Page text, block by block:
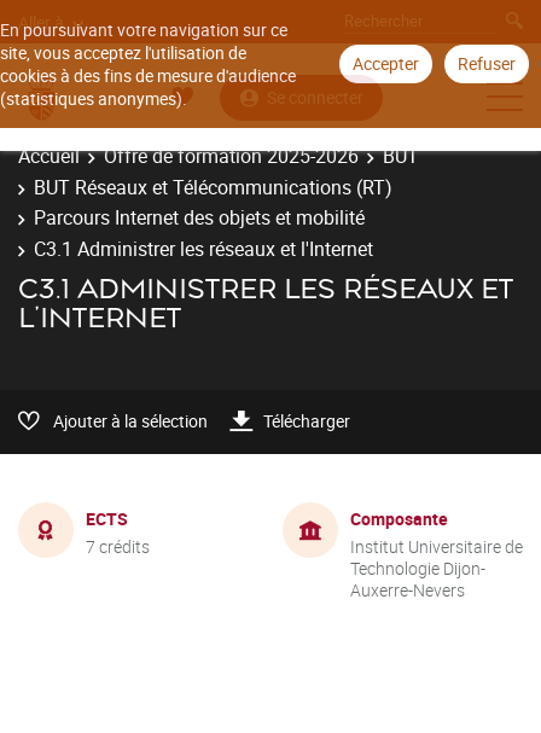
En poursuivant votre navigation sur ce
site, vous acceptez l'utilisation de
cookies à des fins de mesure d'audience
(statistiques anonymes).
Accepter Refuser
Aller à
Se connecter
Accueil Offre de formation 2025-2026
BUT
BUT Réseaux et Télécommunications (RT)
Parcours Internet des objets et mobilité
C3.1 Administrer les réseaux et l'Internet
C3.1 ADMINISTRER LES RÉSEAUX ET
L'INTERNET
Ajouter à la sélection Télécharger
ECTS
7 crédits
Composante
Institut Universitaire de
Technologie Dijon-
Auxerre-Nevers